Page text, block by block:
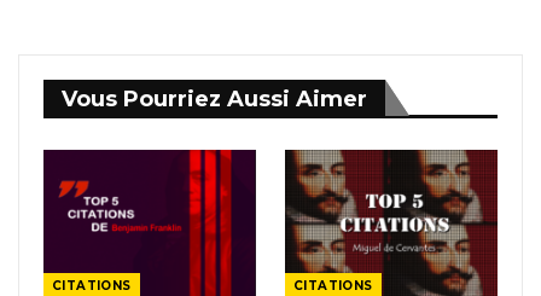
Vous Pourriez Aussi Aimer
CITATIONS CITATIONS